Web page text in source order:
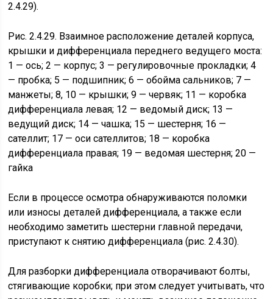
2.4.29).
Рис. 2.4.29. Взаимное расположение деталей корпуса,
крышки и дифференциала переднего ведущего моста:
1 — ось; 2 — корпус; 3 — регулировочные прокладки; 4
— пробка; 5 — подшипник; 6 — обойма сальников; 7 —
манжеты; 8, 10 — крышки; 9 — червяк; 11 — коробка
дифференциала левая; 12 — ведомый диск; 13 —
ведущий диск; 14 — чашка; 15 — шестерня; 16 —
сателлит; 17 — оси сателлитов; 18 — коробка
дифференциала правая; 19 — ведомая шестерня; 20 —
гайка
Если в процессе осмотра обнаруживаются поломки
или износы деталей дифференциала, а также если
необходимо заметить шестерни главной передачи,
приступают к снятию дифференциала (рис. 2.4.30).
Для разборки дифференциала отворачивают болты,
стягивающие коробки; при этом следует учитывать, что